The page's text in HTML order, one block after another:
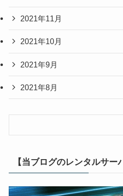
2021年11月
2021年10月
2021年9月
2021年8月
【当ブログのレンタルサー